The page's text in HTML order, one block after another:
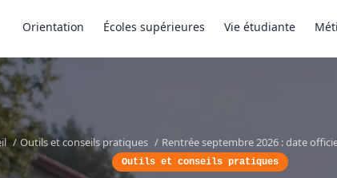
Orientation Écoles supérieures Vie étudiante
/ Outils et conseils pratiques / Rentrée septembre 2026 : date
Outils et conseils pratiques